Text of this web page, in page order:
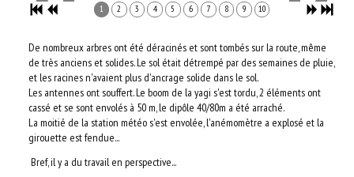
1 2 3 4 5 6 7 8 9 10
De nombreux arbres ont été déracinés et sont tombés sur la route, même
de très anciens et solides. Le sol était détrempé par des semaines de pluie,
et les racines n'avaient plus d'ancrage solide dans le sol.
Les antennes ont souffert. Le boom de la yagi s'est tordu, 2 éléments ont
cassé et se sont envolés à 50 m, le dipôle 40/80m a été arraché.
La moitié de la station météo s'est envolée, l'anémomètre a explosé et la
girouette est fendue...
Bref, il y a du travail en perspective...